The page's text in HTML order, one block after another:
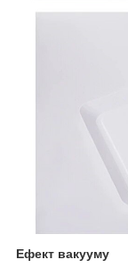
Ефект вакууму